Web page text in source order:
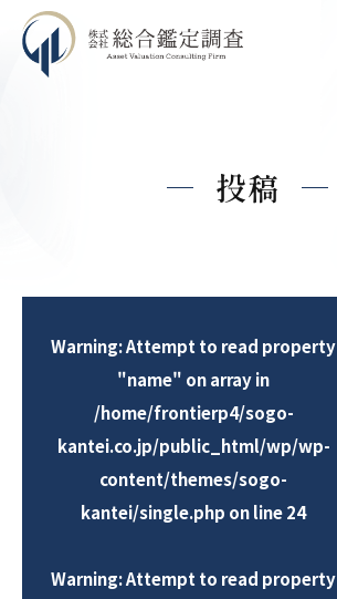
投稿
Warning: Attempt to read property
"name" on array in
/home/frontierp4/sogo-
kantei.co.jp/public_html/wp/wp-
content/themes/sogo-
kantei/single.php on line24
Warning: Attempt to read property